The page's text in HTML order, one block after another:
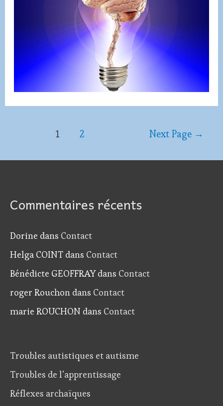
1 2 Next Page →
Commentaires récents
Dorine dans Contact
Helga COINT dans Contact
Bénédicte GEOFFRAYdans Contact
roger Rouchon dans Contact
marie ROUCHON dans Contact
Troubles autistiques et autisme
Troubles de l’apprentissage
Réflexes archaïques